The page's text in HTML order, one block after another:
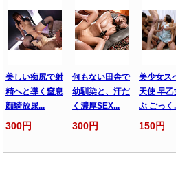
美しい痴尻で射
精へと導く窒息
顔騎放尿...
300円
何もない田舎で
幼馴染と、汗だ
く濃厚SEX...
300円
美少女ス
天使 早乙
ぶ ごっく
150円